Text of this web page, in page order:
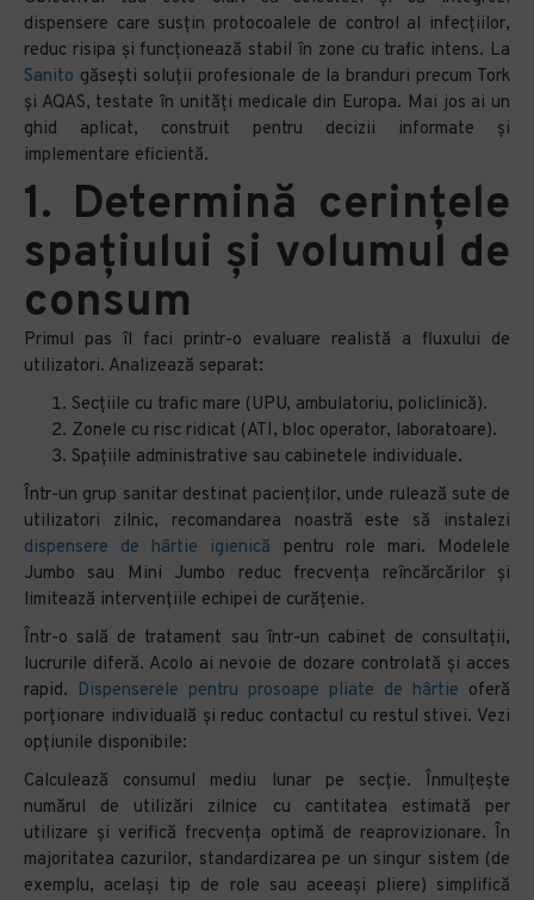
dispensere care susțin protocoalele de control al infecțiilor,
reduc risipa și funcționează stabil în zone cu trafic intens. La
Sanito găsești soluții profesionale de la branduri precum Tork
și AQAS, testate în unități medicale din Europa. Mai jos ai un
ghid aplicat, construit pentru decizii informate și
implementare eficientă.
1. Determină cerințele
spațiului și volumul de
consum
Primul pas îl faci printr-o evaluare realistă a fluxului de
utilizatori. Analizează separat:
Secțiile cu trafic mare (UPU, ambulatoriu, policlinică).
Zonele cu risc ridicat (ATI, bloc operator, laboratoare).
Spațiile administrative sau cabinetele individuale.
Într-un grup sanitar destinat pacienților, unde rulează sute de
utilizatori zilnic, recomandarea noastră este să instalezi
dispensere de hârtie igienică pentru role mari. Modelele
Jumbo sau Mini Jumbo reduc frecvența reîncărcărilor și
limitează intervențiile echipei de curățenie.
Într-o sală de tratament sau într-un cabinet de consultații,
lucrurile diferă. Acolo ai nevoie de dozare controlată și acces
rapid. Dispenserele pentru prosoape pliate de hârtie oferă
porționare individuală și reduc contactul cu restul stivei. Vezi
opțiunile disponibile:
Calculează consumul mediu lunar pe secție. Înmulțește
numărul de utilizări zilnice cu cantitatea estimată per
utilizare și verifică frecvența optimă de reaprovizionare. În
majoritatea cazurilor, standardizarea pe un singur sistem (de
exemplu, același tip de role sau aceeași pliere) simplifică